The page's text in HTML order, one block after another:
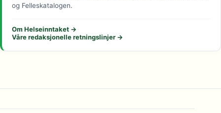
og Felleskatalogen.
Om Helseinntaket →
Våre redaksjonelle retningslinjer →